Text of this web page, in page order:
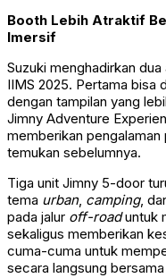
Booth Lebih Atraktif
Imersif
Suzuki menghadirkan
IIMS 2025. Pertama bisa
dengan tampilan yang
Jimny Adventure
memberikan pengalaman
temukan sebelumnya.
Tiga unit Jimny 5-door
tema urban, camping,
pada jalur off-roaduntuk
sekaligus memberikan
cuma-cuma untuk
secara langsung